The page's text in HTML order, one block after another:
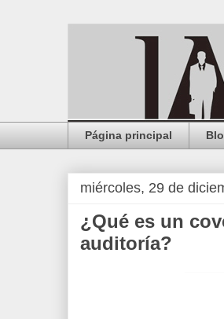
Página principal
miércoles, 29 de
¿Qué es un
auditoría?